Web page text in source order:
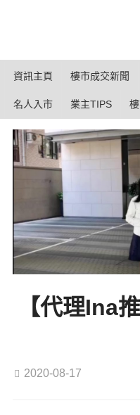
資訊主頁 樓市成交新聞
名人入市 業主TIPS
【代理Ina
2020-08-17